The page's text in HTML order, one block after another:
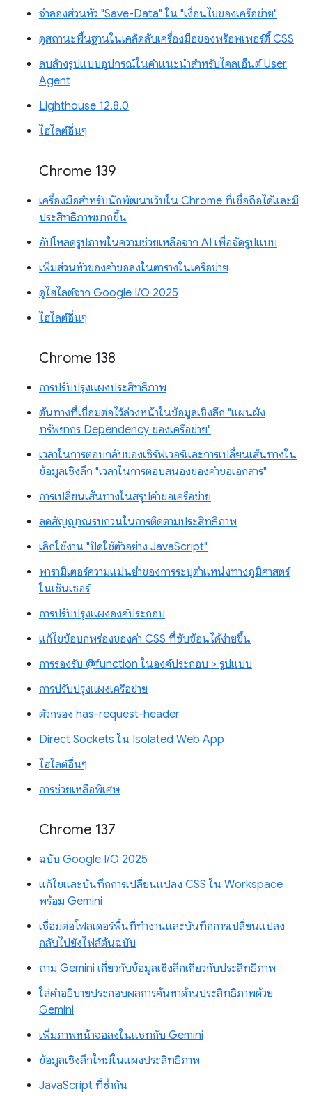
จำลองส่วนหัว "Save-Data" ใน "เงื่อนไขของเครือข่าย"
ดูสถานะพื้นฐานในเคล็ดลับเครื่องมือของพร็อพเพอร์ตี้ CSS
ลบล้างรูปแบบอุปกรณ์ในคำแนะนำสำหรับไคลเอ็นต์ User
Agent
Lighthouse 12.8.0
ไฮไลต์อื่นๆ
Chrome 139
เครื่องมือสำหรับนักพัฒนาเว็บใน Chrome ที่เชื่อถือได้และมี
ประสิทธิภาพมากขึ้น
อัปโหลดรูปภาพในความช่วยเหลือจาก AI เพื่อจัดรูปแบบ
เพิ่มส่วนหัวของคำขอลงในตารางในเครือข่าย
ดูไฮไลต์จาก Google I/O 2025
ไฮไลต์อื่นๆ
Chrome 138
การปรับปรุงแผงประสิทธิภาพ
ต้นทางที่เชื่อมต่อไว้ล่วงหน้าในข้อมูลเชิงลึก "แผนผัง
ทรัพยากร Dependency ของเครือข่าย"
เวลาในการตอบกลับของเซิร์ฟเวอร์และการเปลี่ยนเส้นทางใน
ข้อมูลเชิงลึก "เวลาในการตอบสนองของคำขอเอกสาร"
การเปลี่ยนเส้นทางในสรุปคำขอเครือข่าย
ลดสัญญาณรบกวนในการติดตามประสิทธิภาพ
เลิกใช้งาน "ปิดใช้ตัวอย่าง JavaScript"
พารามิเตอร์ความแม่นยำของการระบุตำแหน่งทางภูมิศาสตร์
ในเซ็นเซอร์
การปรับปรุงแผงองค์ประกอบ
แก้ไขข้อบกพร่องของค่า CSS ที่ซับซ้อนได้ง่ายขึ้น
การรองรับ @function ในองค์ประกอบ > รูปแบบ
การปรับปรุงแผงเครือข่าย
ตัวกรอง has-request-header
Direct Sockets ใน Isolated Web App
ไฮไลต์อื่นๆ
การช่วยเหลือพิเศษ
Chrome 137
ฉบับ Google I/O 2025
แก้ไขและบันทึกการเปลี่ยนแปลง CSS ใน Workspace
พร้อม Gemini
เชื่อมต่อโฟลเดอร์พื้นที่ทำงานและบันทึกการเปลี่ยนแปลง
กลับไปยังไฟล์ต้นฉบับ
ถาม Gemini เกี่ยวกับข้อมูลเชิงลึกเกี่ยวกับประสิทธิภาพ
ใส่คำอธิบายประกอบผลการค้นหาด้านประสิทธิภาพด้วย
Gemini
เพิ่มภาพหน้าจอลงในแชทกับ Gemini
ข้อมูลเชิงลึกใหม่ในแผงประสิทธิภาพ
JavaScript ที่ซ้ำกัน